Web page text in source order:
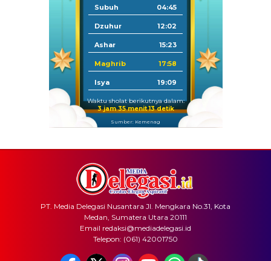
Subuh 04:45
Dzuhur 12:02
Ashar 15:23
Maghrib 17:58
Isya 19:09
Waktu sholat berikutnya dalam:
3 jam 35 menit 12 detik
Sumber: Kemenag
PT. Media Delegasi Nusantara Jl. Mengkara No.31, Kota
Medan, Sumatera Utara 20111
Email redaksi@mediadelegasi.id
Telepon: (061) 42001750